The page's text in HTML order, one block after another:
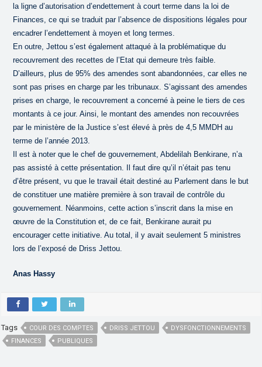
la ligne d’autorisation d’endettement à court terme dans la loi de
Finances, ce qui se traduit par l’absence de dispositions légales pour
encadrer l’endettement à moyen et long termes.
En outre, Jettou s’est également attaqué à la problématique du
recouvrement des recettes de l’Etat qui demeure très faible.
D’ailleurs, plus de 95% des amendes sont abandonnées, car elles ne
sont pas prises en charge par les tribunaux. S’agissant des amendes
prises en charge, le recouvrement a concerné à peine le tiers de ces
montants à ce jour. Ainsi, le montant des amendes non recouvrées
par le ministère de la Justice s’est élevé à près de 4,5 MMDH au
terme de l’année 2013.
Il est à noter que le chef de gouvernement, Abdelilah Benkirane, n’a
pas assisté à cette présentation. Il faut dire qu’il n’était pas tenu
d’être présent, vu que le travail était destiné au Parlement dans le but
de constituer une matière première à son travail de contrôle du
gouvernement. Néanmoins, cette action s’inscrit dans la mise en
œuvre de la Constitution et, de ce fait, Benkirane aurait pu
encourager cette initiative. Au total, il y avait seulement 5 ministres
lors de l’exposé de Driss Jettou.
Anas Hassy
Tags COUR DES COMPTES DRISS JETTOU
DYSFONCTIONNEMENTS
FINANCES
PUBLIQUES